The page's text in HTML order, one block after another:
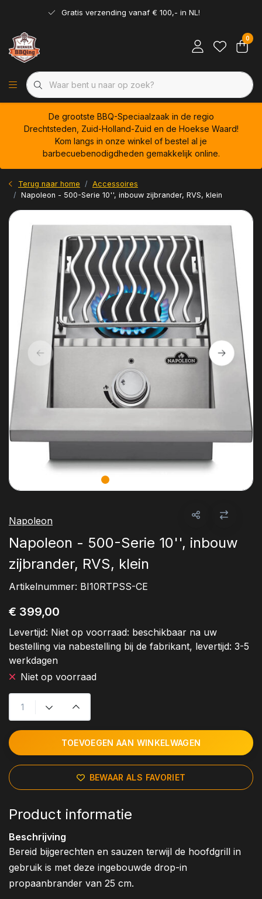
Gratis verzending vanaf € 100,- in NL!
0
De grootste BBQ-Speciaalzaak in de regio
Drechtsteden, Zuid-Holland-Zuid en de Hoekse Waard!
Kom langs in onze winkel of bestel al je
barbecuebenodigdheden gemakkelijk online.
Terug naar home
Accessoires
Napoleon - 500-Serie 10'', inbouw zijbrander, RVS, klein
Napoleon
Napoleon - 500-Serie 10'', inbouw
zijbrander, RVS, klein
Artikelnummer: BI10RTPSS-CE
€ 399,00
Levertijd: Niet op voorraad: beschikbaar na uw
bestelling via nabestelling bij de fabrikant, levertijd: 3-5
werkdagen
Niet op voorraad
TOEVOEGEN AAN WINKELWAGEN
BEWAAR ALS FAVORIET
Product informatie
Beschrijving
Bereid bijgerechten en sauzen terwijl de hoofdgrill in
gebruik is met deze ingebouwde drop-in
propaanbrander van 25 cm.